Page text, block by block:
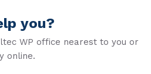
you?
WP office nearest to you or
online.